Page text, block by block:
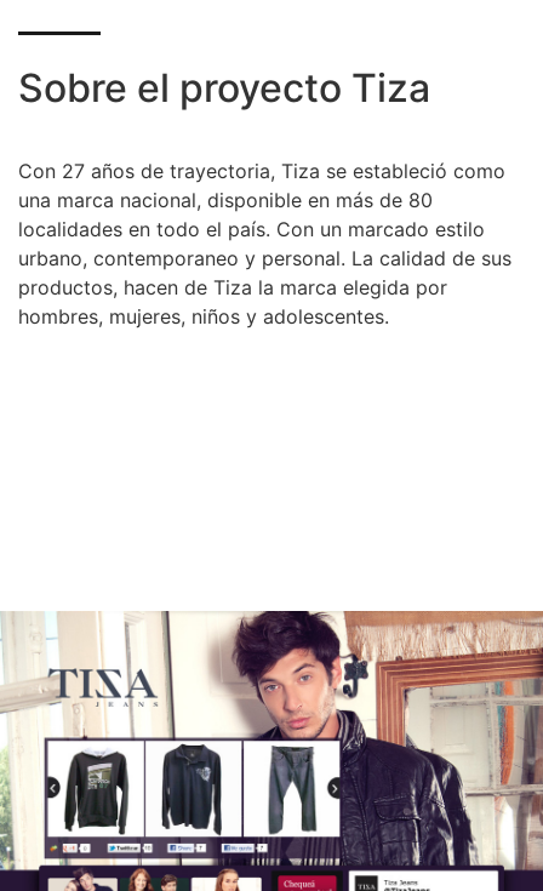
Sobre el proyecto Tiza
Con 27 años de trayectoria, Tiza se estableció como
una marca nacional, disponible en más de 80
localidades en todo el país. Con un marcado estilo
urbano, contemporaneo y personal. La calidad de sus
productos, hacen de Tiza la marca elegida por
hombres, mujeres, niños y adolescentes.